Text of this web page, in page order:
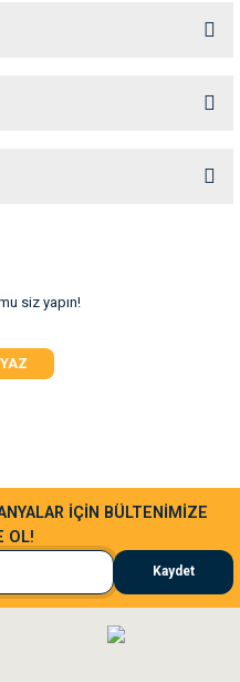
sorulmamış.
kullanarak tarafımıza
siz yapın!
da bir sorun yaşadım ve arkadaşlar
İÇİN BÜLTENİMİZE
OL!
Kaydet